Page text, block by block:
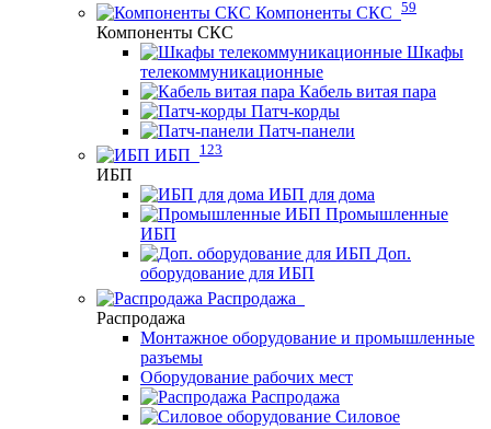
Компоненты СКС 59
Компоненты СКС
Шкафы
телекоммуникационные
Кабель витая пара
Патч-корды
Патч-панели
ИБП
123
ИБП
ИБП для дома
Промышленные
ИБП
Доп.
оборудование для ИБП
Распродажа
Распродажа
Монтажное оборудование и промышленные
разъемы
Оборудование рабочих мест
Распродажа
Силовое